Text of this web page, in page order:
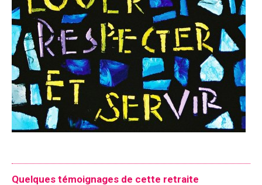
Quelques témoignages de cette retraite